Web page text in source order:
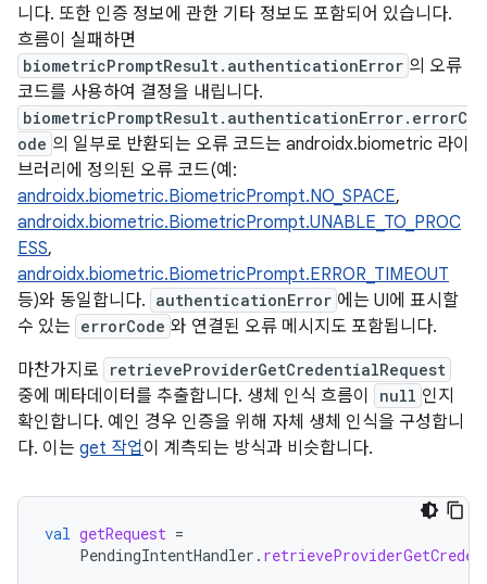
니다. 또한 인증 정보에 관한 기타 정보도 포함되어 있습니다.
흐름이 실패하면
biometricPromptResult.authenticationError 의 오류
코드를 사용하여 결정을 내립니다.
biometricPromptResult.authenticationError.errorC
ode 의 일부로 반환되는 오류 코드는 androidx.biometric 라이
브러리에 정의된 오류 코드(예:
androidx.biometric.BiometricPrompt.NO_SPACE,
androidx.biometric.BiometricPrompt.UNABLE_TO_PROC
ESS,
androidx.biometric.BiometricPrompt.ERROR_TIMEOUT
등)와 동일합니다. authenticationError 에는 UI에 표시할
수 있는 errorCode 와 연결된 오류 메시지도 포함됩니다.
마찬가지로
retrieveProviderGetCredentialRequest
중에 메타데이터를 추출합니다. 생체 인식 흐름이 null 인지
확인합니다. 예인 경우 인증을 위해 자체 생체 인식을 구성합니
다. 이는 get 작업이 계측되는 방식과 비슷합니다.
val getRequest =
PendingIntentHandler .